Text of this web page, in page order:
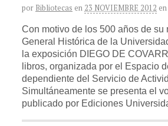
por Bibliotecas en 23 NOVIEMBRE 2012 en
Con motivo de los 500 años de
General Histórica de la
la exposición DIEGO DE
libros, organizada por el Espacio
dependiente del Servicio de
Simultáneamente se presenta el
publicado por Ediciones